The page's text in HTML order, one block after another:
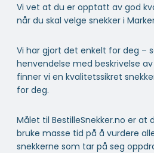
Vi vet at du er opptatt av god
når du skal velge snekker i
Vi har gjort det enkelt for deg –
henvendelse med beskrivelse
finner vi en kvalitetssikret
for deg.
Målet til BestilleSnekker.no er at
bruke masse tid på å vurdere
snekkerne som tar på seg